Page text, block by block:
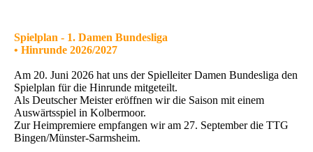
Spielplan - 1. Damen Bundesliga
• Hinrunde 2026/2027
Am 20. Juni 2026 hat uns der Spielleiter Damen Bundesliga den
Spielplan für die Hinrunde mitgeteilt.
Als Deutscher Meister eröffnen wir die Saison mit einem
Auswärtsspiel in Kolbermoor.
Zur Heimpremiere empfangen wir am 27. September die TTG
Bingen/Münster-Sarmsheim.